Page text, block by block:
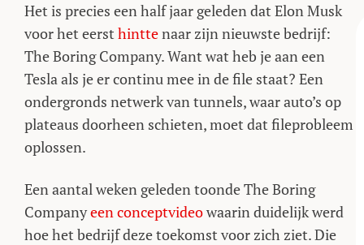
Het is precies een half jaar geleden dat Elon Musk
voor het eerst hinttenaar zijn nieuwste bedrijf:
The Boring Company. Want wat heb je aan een
Tesla als je er continu mee in de file staat? Een
ondergronds netwerk van tunnels, waar auto’s op
plateaus doorheen schieten, moet dat fileprobleem
oplossen.
Een aantal weken geleden toonde The Boring
Companyeen conceptvideowaarin duidelijk werd
hoe het bedrijf deze toekomst voor zich ziet. Die